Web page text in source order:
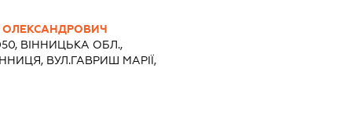
ВІННИЦЬКА ОБЛ.,
ВУЛ.ГАВРИШ МАРІЇ,